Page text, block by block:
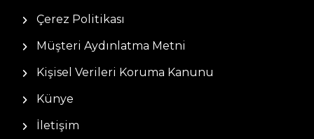
Çerez Politikası
Müşteri Aydınlatma Metni
Kişisel Verileri Koruma Kanunu
Künye
İletişim